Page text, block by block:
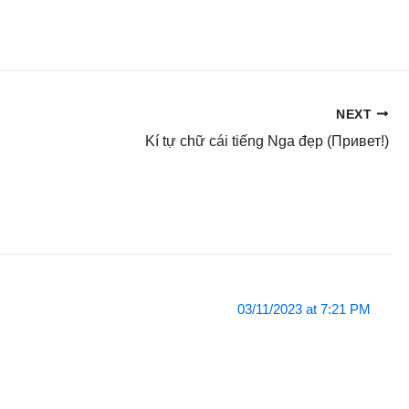
NEXT
Kí tự chữ cái tiếng Nga đẹp (Привет!)
03/11/2023 at 7:21 PM